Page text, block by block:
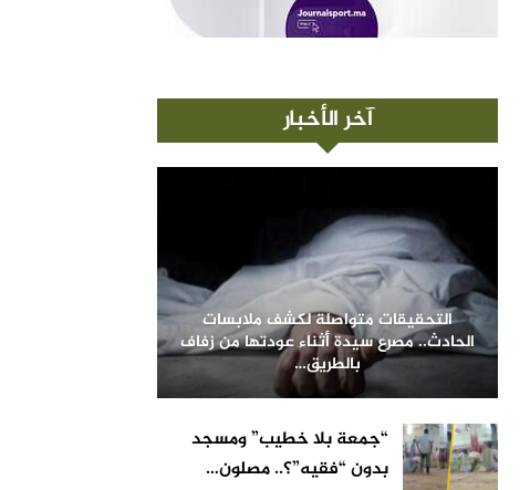
آخر الأخبار
التحقيقات متواصلة لكشف ملابسات
الحادث.. مصرع سيدة أثناء عودتها من زفاف
بالطريق…
“جمعة بلا خطيب” ومسجد
بدون “فقيه”؟.. مصلون…